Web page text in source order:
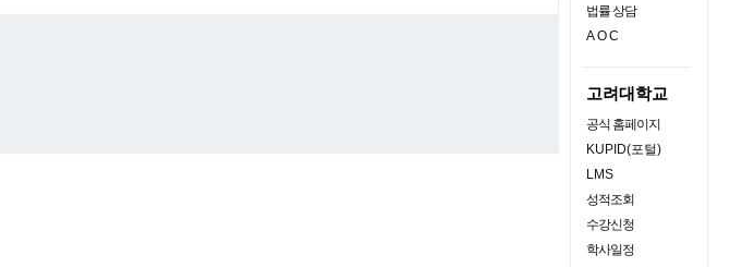
법률 상담
AOC
고려대학교
공식 홈페이지
KUPID(포털)
LMS
성적조회
수강신청
학사일정